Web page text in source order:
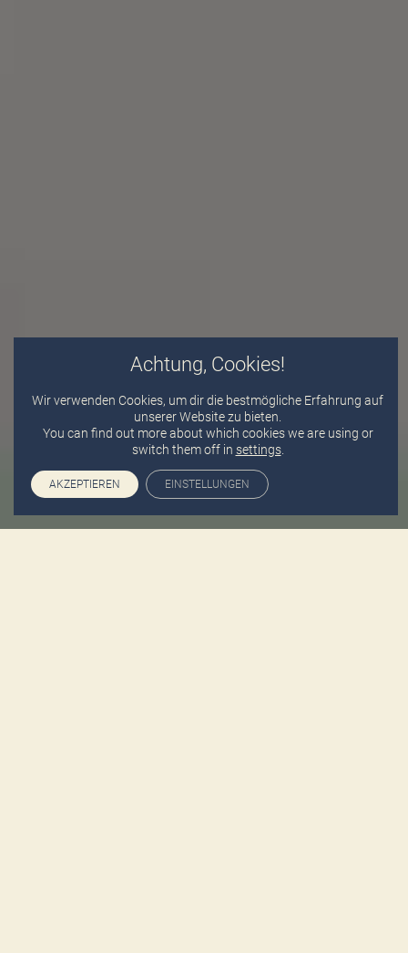
Achtung, Cookies!
Wir verwenden Cookies, um dir die bestmögliche Erfahrung auf
unserer Website zu bieten.
You can find out more about which cookies we are using or
switch them off in settings.
AKZEPTIEREN EINSTELLUNGEN